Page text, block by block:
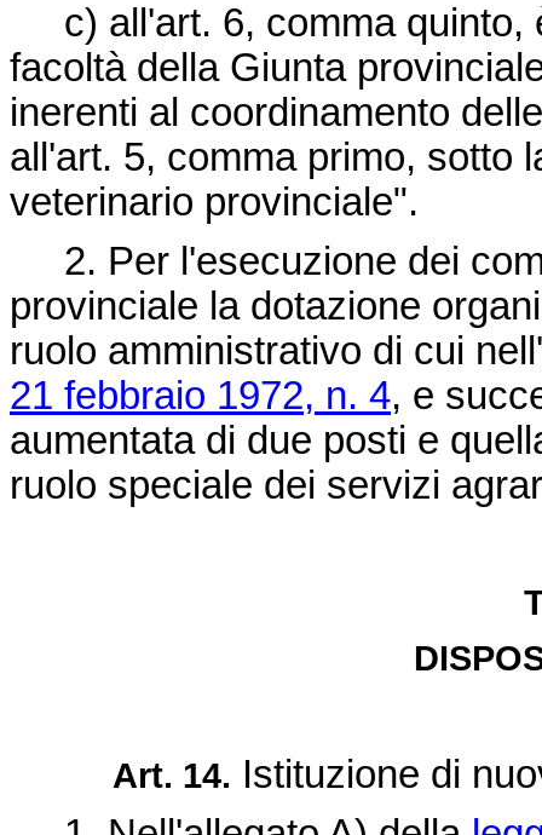
c) all'art. 6, comma quinto,
facoltà della Giunta
inerenti al coordinamento
all'art. 5, comma primo, sotto
veterinario provinciale".
2. Per l'esecuzione dei
provinciale la dotazione
ruolo amministrativo di cui
21 febbraio 1972, n. 4, e
aumentata di due posti e
ruolo speciale dei servizi
Art. 14. Istituzione di